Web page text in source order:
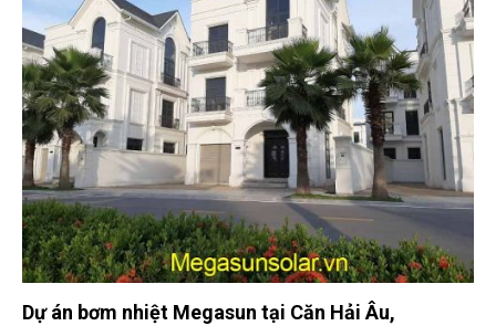
Dự án bơm nhiệt Megasun tại Căn Hải Âu,